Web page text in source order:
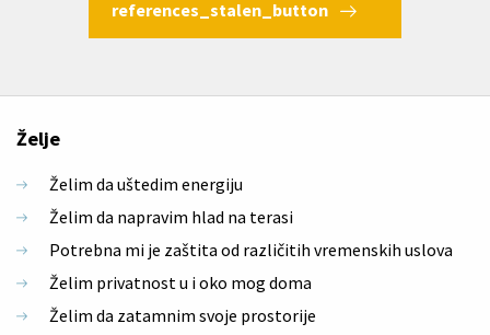
references_stalen_button
Želje
Želim da uštedim energiju
Želim da napravim hlad na terasi
Potrebna mi je zaštita od različitih vremenskih uslova
Želim privatnost u i oko mog doma
Želim da zatamnim svoje prostorije